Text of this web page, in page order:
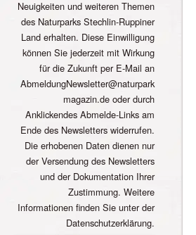
Neuigkeiten und weiteren Themen
des Naturparks Stechlin-Ruppiner
Land erhalten. Diese Einwilligung
können Sie jederzeit mit Wirkung
für die Zukunft per E-Mail an
AbmeldungNewsletter@naturpark
magazin.de oder durch
Anklickendes Abmelde-Links am
Ende des Newsletters widerrufen.
Die erhobenen Daten dienen nur
der Versendung des Newsletters
und der Dokumentation Ihrer
Zustimmung. Weitere
Informationen finden Sie unter der
Datenschutzerklärung.